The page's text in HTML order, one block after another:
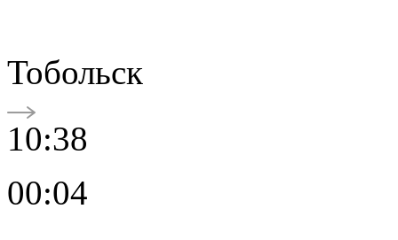
Тобольск
10:38
00:04